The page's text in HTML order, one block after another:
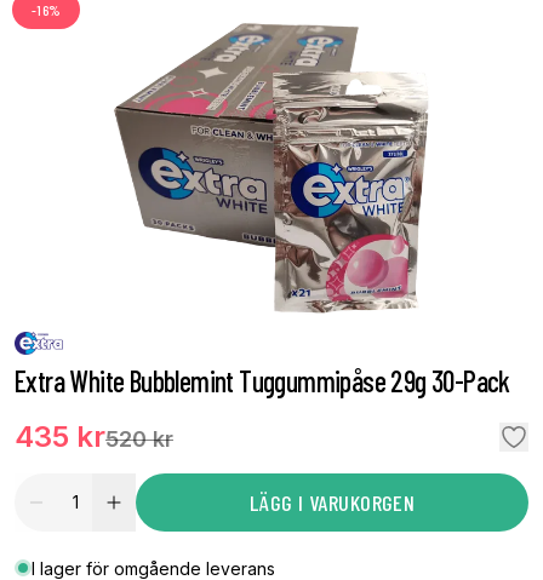
-16%
Extra White Bubblemint Tuggummipåse 29g 30-Pack
435 kr520 kr
LÄGG I VARUKORGEN
I lager för omgående leverans